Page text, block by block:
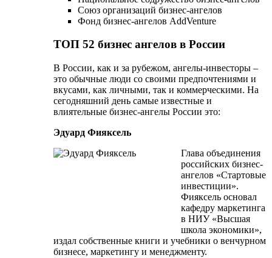
Союз организаций бизнес-ангелов
Фонд бизнес-ангелов AddVenture
ТОП 52 бизнес ангелов в России
В России, как и за рубежом, ангелы-инвесторы –
это обычные люди со своими предпочтениями и
вкусами, как личными, так и коммерческими. На
сегодняшний день самые известные и
влиятельные бизнес-ангелы России это:
Эдуард Фияксель
Глава объединения
российских бизнес-
ангелов «Стартовые
инвестиции».
Фияксель основал
кафедру маркетинга
в НИУ «Высшая
школа экономики»,
издал собственные книги и учебники о венчурном
бизнесе, маркетингу и менеджменту.